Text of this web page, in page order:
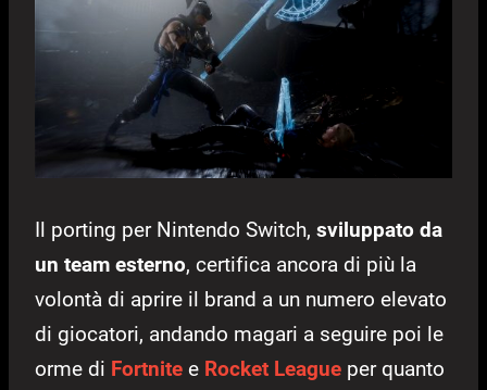
Il porting per Nintendo Switch, sviluppato da
un team esterno, certifica ancora di più la
volontà di aprire il brand a un numero elevato
di giocatori, andando magari a seguire poi le
orme di Fortnite e Rocket League per quanto